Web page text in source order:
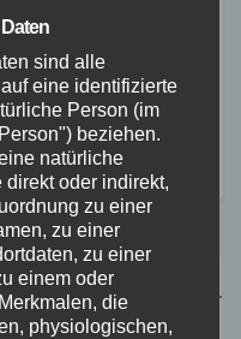
in
sind alle
eine identifizierte
Person (im
beziehen.
natürliche
oder indirekt,
zu einer
zu einer
zu einer
einem oder
die
physiologischen,